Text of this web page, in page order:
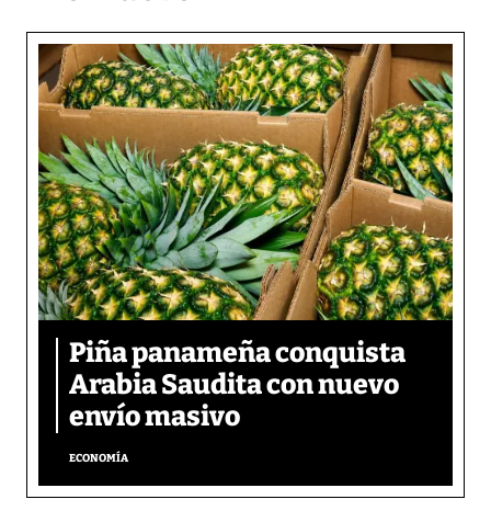
Piña panameña conquista
Arabia Saudita con nuevo
envío masivo
ECONOMÍA